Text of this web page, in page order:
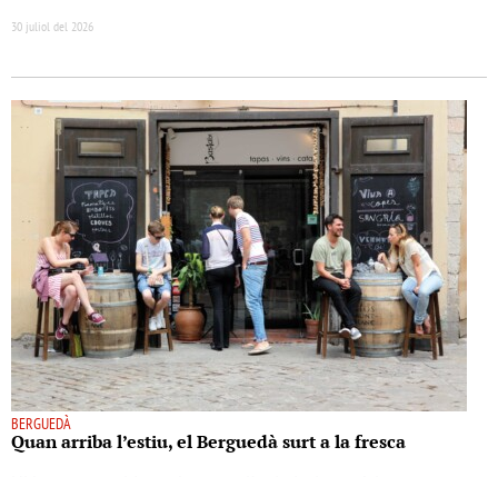
30 juliol del 2026
BERGUEDÀ
Quan arriba l’estiu, el Berguedà surt a la fresca